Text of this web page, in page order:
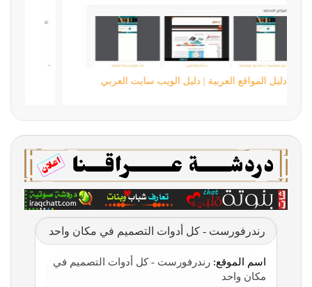
دليل المواقع العربية | دليل الويب سايت العربي
رندرفورست - كل أدوات التصميم في مكان واحد
اسم الموقع: رندرفورست - كل أدوات التصميم في
مكان واحد